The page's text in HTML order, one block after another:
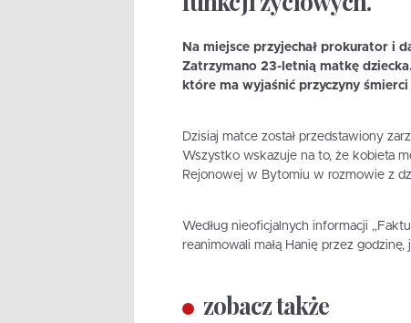
Na miejsce przyjechał prokurator i
Zatrzymano 23-letnią matkę
które ma wyjaśnić przyczyny
Dzisiaj matce został przedstawiony
Wszystko wskazuje na to, że kobieta
Rejonowej w Bytomiu w rozmowie z
Według nieoficjalnych informacji
reanimowali małą Hanię przez
zobacz także